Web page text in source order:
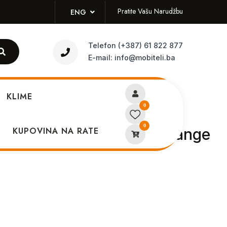
ENG Pratite Vašu Narudžbu
Telefon (+387) 61 822 877
E-mail: info@mobiteli.ba
KLIME
KUPOVINA NA RATE
0
0
iPhone 14 Pro Orange